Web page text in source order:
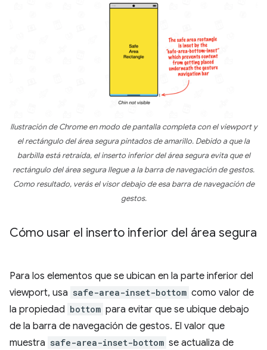
Ilustración de Chrome en modo de pantalla completa con el viewport y
el rectángulo del área segura pintados de amarillo. Debido a que la
barbilla está retraída, el inserto inferior del área segura evita que el
rectángulo del área segura llegue a la barra de navegación de gestos.
Como resultado, verás el visor debajo de esa barra de navegación de
gestos.
Cómo usar el inserto inferior del área segura
Para los elementos que se ubican en la parte inferior del
viewport, usa safe-area-inset-bottom como valor de
la propiedad bottom para evitar que se ubique debajo
de la barra de navegación de gestos. El valor que
muestra safe-area-inset-bottom se actualiza de